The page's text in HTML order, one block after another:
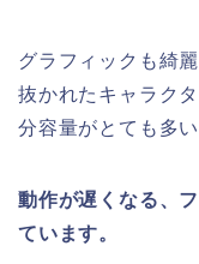
グラフィックも綺
抜かれたキャラク
分容量がとても多い
動作が遅くなる、
ています。